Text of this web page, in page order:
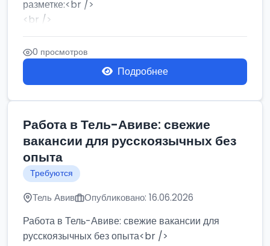
разметке:<br />
<br />
Работа в Нетании на мебельном производстве:
требу...
0 просмотров
Подробнее
Работа в Тель-Авиве: свежие
вакансии для русскоязычных без
опыта
Требуются
Тель Авив Опубликовано: 16.06.2026
Работа в Тель-Авиве: свежие вакансии для
русскоязычных без опыта<br />